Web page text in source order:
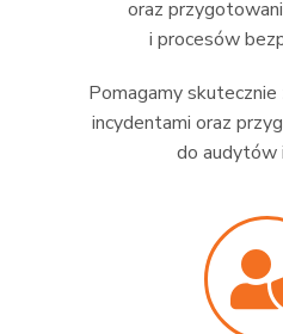
oraz
i procesów
Pomagamy skutecznie
incydentami oraz
do audytów